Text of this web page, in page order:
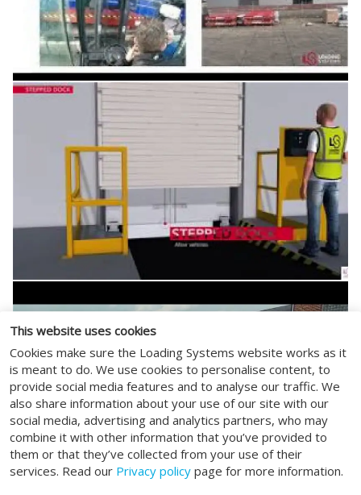
This website uses cookies
Cookies make sure the Loading Systems website works as it
is meant to do. We use cookies to personalise content, to
provide social media features and to analyse our traffic. We
also share information about your use of our site with our
social media, advertising and analytics partners, who may
combine it with other information that you’ve provided to
them or that they’ve collected from your use of their
services. Read our Privacy policy page for more information.